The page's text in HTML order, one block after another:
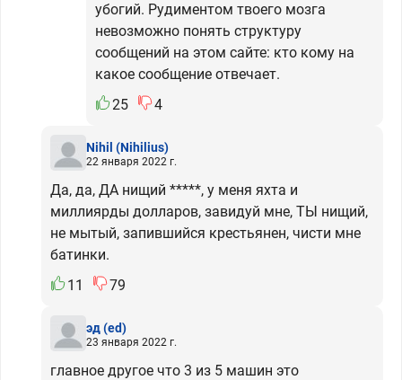
убогий. Рудиментом твоего мозга
невозможно понять структуру
сообщений на этом сайте: кто кому на
какое сообщение отвечает.
25
4
Nihil (Nihilius)
22 января 2022 г.
Да, да, ДА нищий *****, у меня яхта и
миллиярды долларов, завидуй мне, ТЫ нищий,
не мытый, запившийся крестьянен, чисти мне
батинки.
11
79
эд(ed)
23 января 2022 г.
главное другое что 3 из 5 машин это